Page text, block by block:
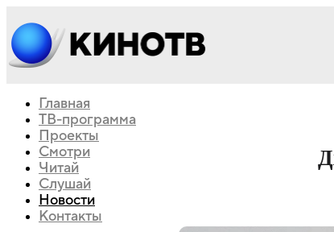
Главная
ТВ-программа
Проекты
Смотри
Читай
Слушай
Новости
Контакты